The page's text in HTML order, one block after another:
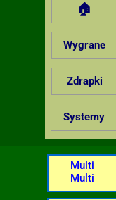
🏠
Wygrane
Zdrapki
Systemy
Multi
Multi